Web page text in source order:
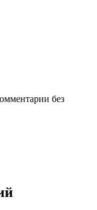
без